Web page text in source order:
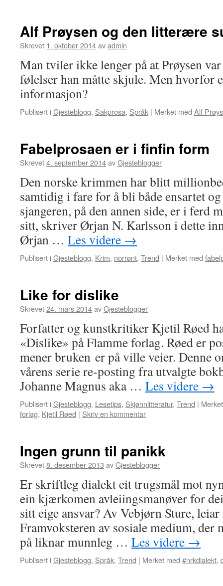
Alf Prøysen og den litterære
Skrevet 1. oktober 2014avadmin
Man tviler ikke lenger på at Prøysen
følelser han måtte skjule. Men hvorfor
informasjon?
Publisert iGjesteblogg, Sakprosa, Språk | Merket med Alf
Fabelprosaen er i finfin form
Skrevet4. september 2014avGjesteblogger
Den norske krimmen har blitt
samtidig i fare for å bli både ensartet
sjangeren, på den annen side, er i ferd
sitt, skriver Ørjan N. Karlsson i dette
Ørjan … Les videre →
Publisert iGjesteblogg, Krim, norrønt, Trend | Merket med
Like for dislike
Skrevet24. mars 2014avGjesteblogger
Forfatter og kunstkritiker Kjetil Røed
«Dislike» på Flamme forlag. Røed er
mener bruken er på ville veier. Denne
vårens serie re-posting fra utvalgte
Johanne Magnus aka … Les videre →
Publisert iGjesteblogg, Lesetips, Skjønnlitteratur, Trend |
forlag, Kjetil Røed | Skriv en kommentar
Ingen grunn til panikk
Skrevet8. desember 2013 avGjesteblogger
Er skriftleg dialekt eit trugsmål mot
ein kjærkomen avleiingsmanøver for
sitt eige ansvar? Av Vebjørn Sture,
Framvoksteren av sosiale medium, der
på liknar munnleg … Les videre →
Publisert iGjesteblogg, Språk, Trend | Merket med #nrkdialekt,